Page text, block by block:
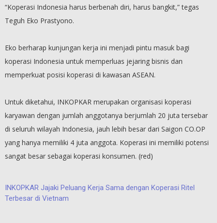
“Koperasi Indonesia harus berbenah diri, harus bangkit,” tegas
Teguh Eko Prastyono.
Eko berharap kunjungan kerja ini menjadi pintu masuk bagi
koperasi Indonesia untuk memperluas jejaring bisnis dan
memperkuat posisi koperasi di kawasan ASEAN.
Untuk diketahui, INKOPKAR merupakan organisasi koperasi
karyawan dengan jumlah anggotanya berjumlah 20 juta tersebar
di seluruh wilayah Indonesia, jauh lebih besar dari Saigon CO.OP
yang hanya memiliki 4 juta anggota. Koperasi ini memiliki potensi
sangat besar sebagai koperasi konsumen. (red)
INKOPKAR Jajaki Peluang Kerja Sama dengan Koperasi Ritel
Terbesar di Vietnam